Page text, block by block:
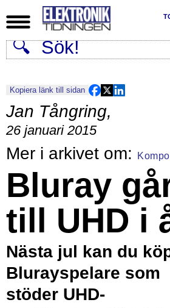
Kopiera länk till sidan
Jan Tångring,
26 januari 2015
Bluray
till UHD i
Nästa jul kan du
Blurayspelare som
stöder UHD-